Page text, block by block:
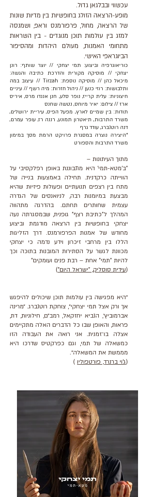
עכשווי ובבלגאן גדול.
מופע-הרצאה הזולג בחופשיות בין מדיות שונות
של הרצאה, מחול, פרפורמנס וראפ, ושמנסה
למזג בין עולמות תוכן מנוגדים - בין השראות
מתחומי האמנות, מעולם היהדות ומהסיפור
הביוגראפי האישי.
כוריאוגרפיה וביצוע: תמי יצחקי // יוצר שותף: רונן
יצחקי // מוסיקה מקורית והדרכת כתיבה והגשה:
מיכאל כהן // מוסיקה נוספת: Tirzah // עיצוב במה
ותלבושות: רוזי כנען // ניהול חזרות: מיה רשף // עיניים
חיצוניות: עלית קרייז, נופר סלע, חנן אננדו מרס, איריס
ארז // צילום: יאיר מיוחס, נטשה שחנס
תודות: בין שמיים לארץ, מפעל הפיס, עיריית ירושלים,
משרד התרבות, תיאטרון תמונע, רננה רז, עופר עמרם,
דנה רוטנברג, עודד גרף
*היצירה נוצרה במסגרת פרויקט הרמת מסך במימון
משרד התרבות והספורט
מתוך העיתונות –
"ב'מטא-תמי' היא מתבוננת באופן רפלקסיבי על
הווייתה כרקדנית. תחילה באמצעות בנייה של
מתח בין רצפים תנועתיים ופעולות פיזיות שהיא
מבצעת במיומנות רבה, לניואנסים של הגדרה
עצמית שחותרים תחתם. בהדרגה מתהווה
המהלך ל"כתיבת רצף" גופנית, שבמסגרתה נעה
יצחקי בחופשיות בין הרצאה מודגמת וביצוע
מחודש של אמנות הפרפורמנס. דרך הזליגות
הללו בין מרחבי זיכרון וידע נדמה כי יצחקי
מכוונת לגשר על הסתירות המובנות בתוכה וכך
להיות "תמי" אחת – רבת פנים ועומקים"
(עידית סוסליק, "ישראל היום")
״היא מפגישה בין עולמות תוכן שיכולים להיפגש
אך ורק אצל תמי יצחקי״, צוחקת רוטנברג. ״מרינה
אברמוביץ׳, הנביא יחזקאל, רמב״ם, חילוניות, דת,
פראות, והאופן שבו כל הדברים האלה מתקיימים
אצלה בו־זמנית. אני רואה את העבודה הזו
כמשאלה של תמי, וגם כפרקטיס שדרכו היא
מממשת את המשאלה״.
(ג'וי ברנרד, פורטפוליו )